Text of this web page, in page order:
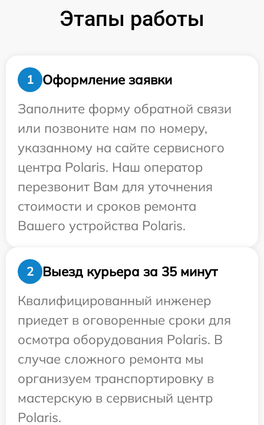
Этапы работы
1
Оформление заявки
Заполните форму обратной связи
или позвоните нам по номеру,
указанному на сайте сервисного
центра Polaris. Наш оператор
перезвонит Вам для уточнения
стоимости и сроков ремонта
Вашего устройства Polaris.
2
Выезд курьера за 35 минут
Квалифицированный инженер
приедет в оговоренные сроки для
осмотра оборудования Polaris. В
случае сложного ремонта мы
организуем транспортировку в
мастерскую в сервисный центр
Polaris.